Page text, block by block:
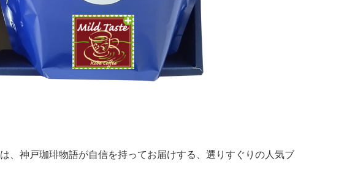
、神戸珈琲物語が自信を持ってお届けする、選りすぐりの人気ブ